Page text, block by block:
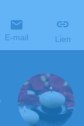
E-mail Lien